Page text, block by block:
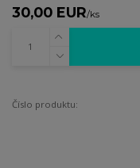
30,00 EUR/ks
Číslo produktu: